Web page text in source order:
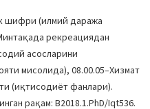
шифри (илмий даража
рекреациядан
асосларини
мисолида), 08.00.05–Хизмат
(иқтисодиёт фанлари).
рақам: B2018.1.PhD/Iqt536.